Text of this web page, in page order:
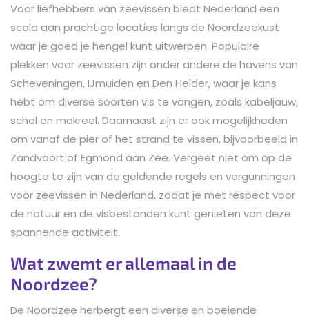
Voor liefhebbers van zeevissen biedt Nederland een
scala aan prachtige locaties langs de Noordzeekust
waar je goed je hengel kunt uitwerpen. Populaire
plekken voor zeevissen zijn onder andere de havens van
Scheveningen, IJmuiden en Den Helder, waar je kans
hebt om diverse soorten vis te vangen, zoals kabeljauw,
schol en makreel. Daarnaast zijn er ook mogelijkheden
om vanaf de pier of het strand te vissen, bijvoorbeeld in
Zandvoort of Egmond aan Zee. Vergeet niet om op de
hoogte te zijn van de geldende regels en vergunningen
voor zeevissen in Nederland, zodat je met respect voor
de natuur en de visbestanden kunt genieten van deze
spannende activiteit.
Wat zwemt er allemaal in de
Noordzee?
De Noordzee herbergt een diverse en boeiende